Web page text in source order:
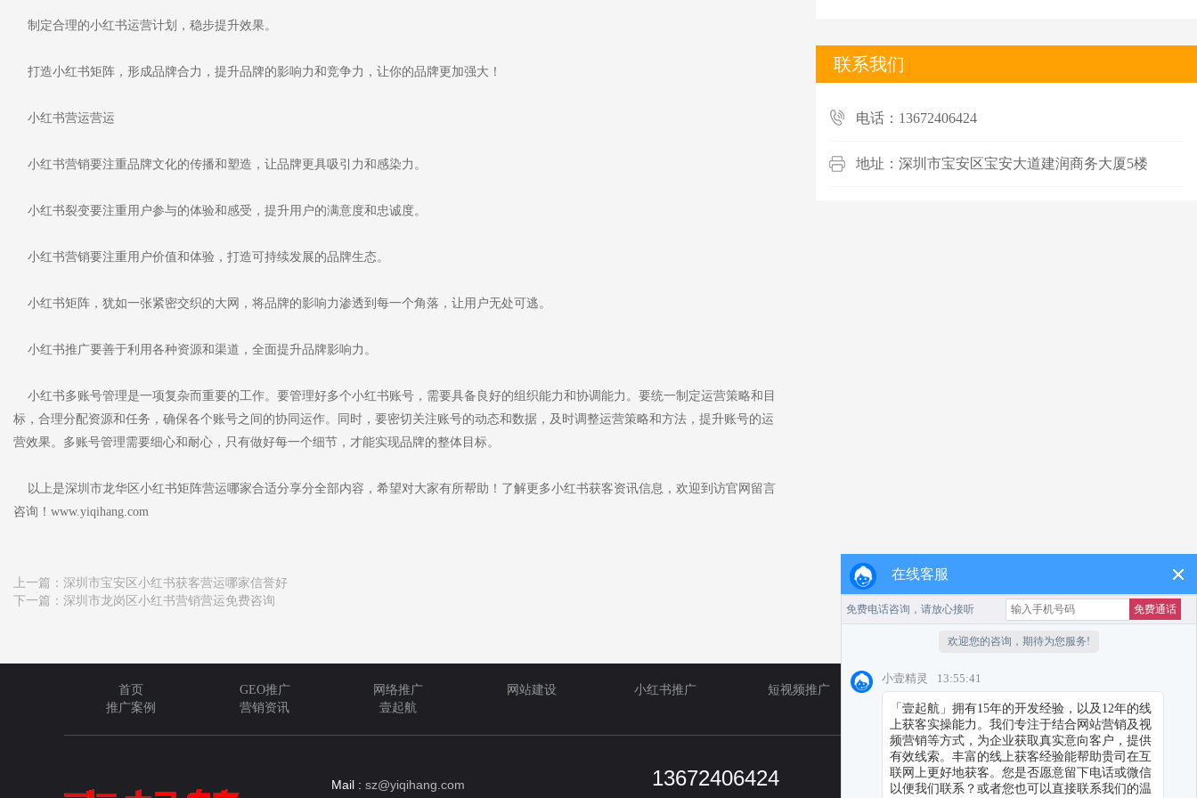
制定合理的小红书运营计划，稳步提升效果。
打造小红书矩阵，形成品牌合力，提升品牌的影响力和竞争力，让你的品牌更加强大！
小红书营运营运
小红书营销要注重品牌文化的传播和塑造，让品牌更具吸引力和感染力。
小红书裂变要注重用户参与的体验和感受，提升用户的满意度和忠诚度。
小红书营销要注重用户价值和体验，打造可持续发展的品牌生态。
小红书矩阵，犹如一张紧密交织的大网，将品牌的影响力渗透到每一个角落，让用户无处可逃。
小红书推广要善于利用各种资源和渠道，全面提升品牌影响力。
小红书多账号管理是一项复杂而重要的工作。要管理好多个小红书账号，需要具备良好的组织能力和协调能力。要统一制定运营策略和目
标，合理分配资源和任务，确保各个账号之间的协同运作。同时，要密切关注账号的动态和数据，及时调整运营策略和方法，提升账号的运
营效果。多账号管理需要细心和耐心，只有做好每一个细节，才能实现品牌的整体目标。
以上是深圳市龙华区小红书矩阵营运哪家合适分享分全部内容，希望对大家有所帮助！了解更多小红书获客资讯信息，欢迎到访官网留言
咨询！www.yiqihang.com
上一篇： 深圳市宝安区小红书获客营运哪家信誉好
下一篇： 深圳市龙岗区小红书营销营运免费咨询
联系我们
电话：13672406424
地址：深圳市宝安区宝安大道建润商务大厦5楼
首页 GEO推广 网络推广 网站建设 小红书推广 短视频推广 TikTok
小红书代运营
推广案例
营销资讯 壹起航
Mail : sz@yiqihang.com 13672406424
在线客服